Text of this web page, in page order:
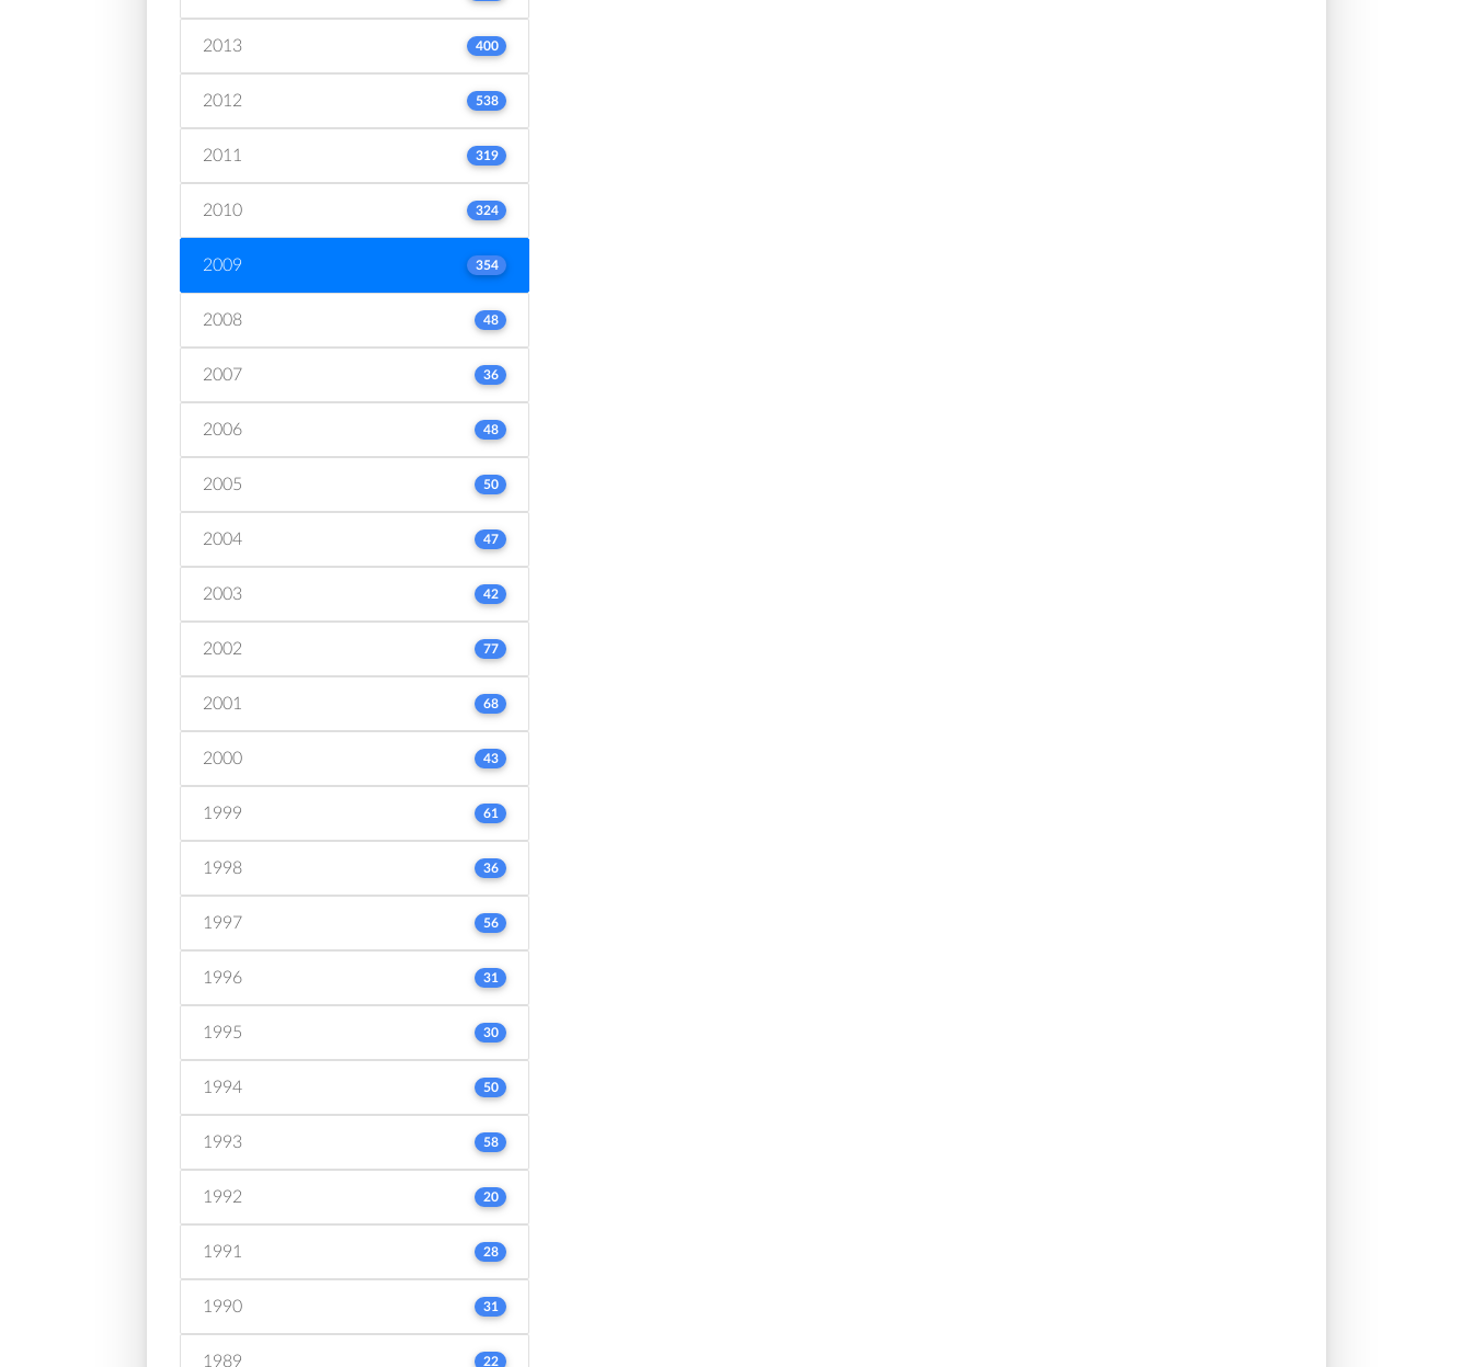
2013 400
2012 538
2011 319
2010 324
2009 354
2008 48
2007 36
2006 48
2005 50
2004 47
2003 42
2002 77
2001 68
2000 43
1999 61
1998 36
1997 56
1996 31
1995 30
1994 50
1993 58
1992 20
1991 28
1990 31
1989 22